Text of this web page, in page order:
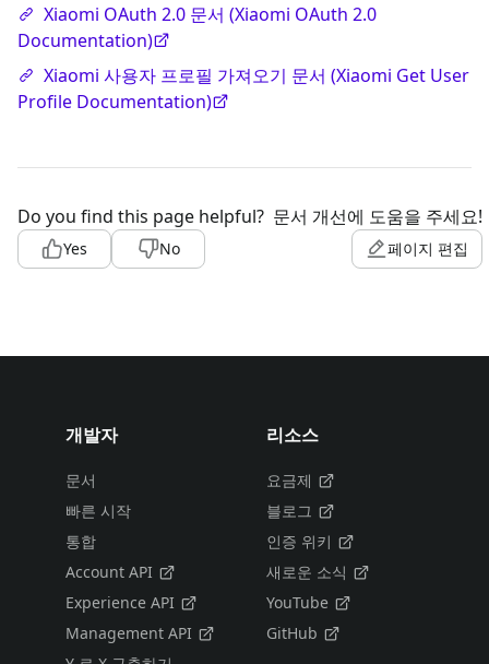
Xiaomi OAuth 2.0 문서 (Xiaomi OAuth 2.0
Documentation)
Xiaomi 사용자 프로필 가져오기 문서 (Xiaomi Get User
Profile Documentation)
Do you find this page helpful?
Yes No
문서 개선에 도움을 주세요!
페이지 편집
개발자
문서
빠른 시작
통합
Account API
Experience API
Management API
리소스
요금제
블로그
인증 위키
새로운 소식
YouTube
GitHub